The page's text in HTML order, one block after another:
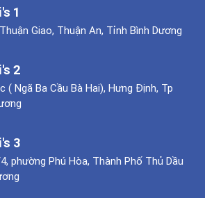
1
Giao, Thuận An, Tỉnh Bình Dương
2
( Ngã Ba Cầu Bà Hai), Hưng Định, Tp
3
phường Phú Hòa, Thành Phố Thủ Dầu